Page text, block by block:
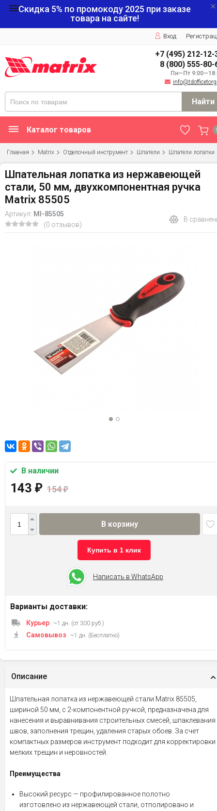
Скидка 5% по промокоду 2025 при заказе
товара на сайте!
Вход
+7 (495) 212-12-
8 (800) 555-80-
Пн—Пт
Найти
Каталог товаров
Главная Matrix Отделочный инструмент Шпатели Шпатели лопатки
Шпательная лопатка из нержавеющей
стали, 50 мм, двухкомпонентная ручка
Matrix 85505
Артикул: MI-85505
(0 отзывов)
В
В наличии
143 ₽ 154₽
В корзину
Купить в 1 клик
Написать в WhatsApp
Варианты доставки:
Курьер ~1 дн. (от 300 руб.)
Самовывоз ~1 дн. (Бесплатно)
Описание
Шпательная лопатка из нержавеющей стали Matrix 85505,
шириной 50 мм, с 2-компонентной ручкой, предназначена для
нанесения и выравнивания строительных смесей, шпаклевания
швов, заполнения трещин, удаления старых обоев. За счет
компактных размеров инструмент подходит для корректировки
мелких трещин и неровностей.
Преимущества
Высокий ресурс — профилированное полотно
изготовлено из нержавеющей стали, отполировано и